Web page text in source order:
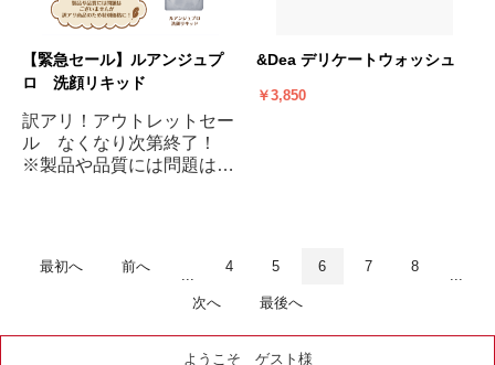
ようこそ ゲスト様
【緊急セール】ルアンジュプ
ロ 洗顔リキッド
訳アリ！アウトレットセー
ル なくなり次第終了！
※製品や品質には問題はご
&Dea デリケートウォッシュ
￥3,850
最初へ 前へ 4 5 6 7 8
次へ
最後へ